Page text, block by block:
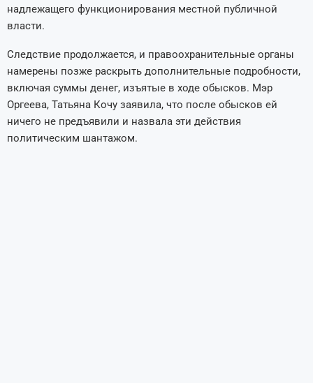
надлежащего функционирования местной публичной
власти.
Следствие продолжается, и правоохранительные органы
намерены позже раскрыть дополнительные подробности,
включая суммы денег, изъятые в ходе обысков. Мэр
Оргеева, Татьяна Кочу заявила, что после обысков ей
ничего не предъявили и назвала эти действия
политическим шантажом.